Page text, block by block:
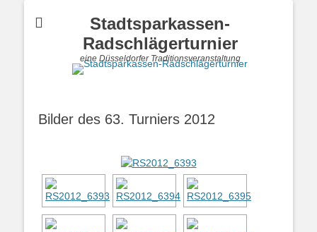
Stadtsparkassen-
Radschlägerturnier
eine Düsseldorfer Traditionsveranstaltung
Bilder des 63. Turniers 2012